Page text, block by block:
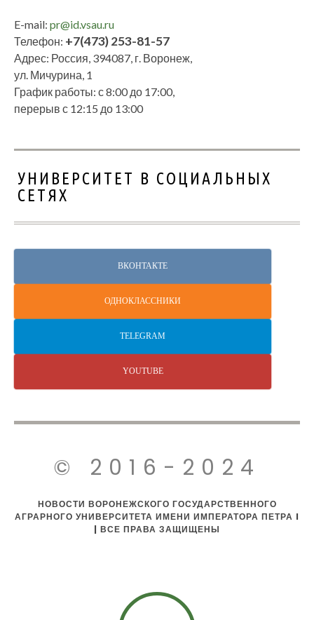
E-mail: pr@id.vsau.ru
Телефон: +7(473) 253-81-57
Адрес: Россия, 394087, г. Воронеж,
ул. Мичурина, 1
График работы: с 8:00 до 17:00,
перерыв с 12:15 до 13:00
УНИВЕРСИТЕТ В СОЦИАЛЬНЫХ
СЕТЯХ
ВКОНТАКТЕ
ОДНОКЛАССНИКИ
TELEGRAM
YOUTUBE
© 2016-2024
НОВОСТИ ВОРОНЕЖСКОГО ГОСУДАРСТВЕННОГО
АГРАРНОГО УНИВЕРСИТЕТА ИМЕНИ ИМПЕРАТОРА ПЕТРА I
| ВСЕ ПРАВА ЗАЩИЩЕНЫ